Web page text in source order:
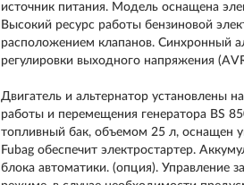
источник питания. Модель оснащена
Высокий ресурс работы бензиновой
расположением клапанов. Синхронный
регулировки выходного напряжения
Двигатель и альтернатор установлены
работы и перемещения генератора BS
топливный бак, объемом 25 л, оснащен
Fubag обеспечит электростартер.
блока автоматики. (опция). Управление